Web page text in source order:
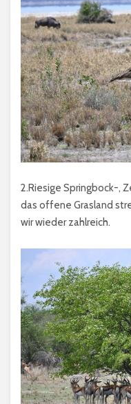
2.Riesige Springbock-,
das offene Grasland
wir wieder zahlreich.